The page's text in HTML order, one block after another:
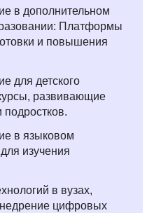
в дополнительном
Платформы
и повышения
для детского
развивающие
в языковом
изучения
в вузах,
цифровых